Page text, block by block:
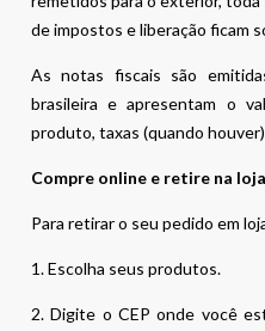
de impostos e liberação ficam
As notas fiscais são
brasileira e apresentam o
produto, taxas (quando
Compre online e retire na
Para retirar o seu pedido em
1. Escolha seus produtos.
2. Digite o CEP onde você